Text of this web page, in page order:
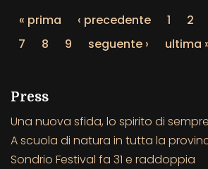
« prima ‹ precedente 1 2
7
8 9 seguente › ultima
Press
Una nuova sfida, lo spirito di sempre
A scuola di natura in tutta la
Sondrio Festival fa 31 e raddoppia